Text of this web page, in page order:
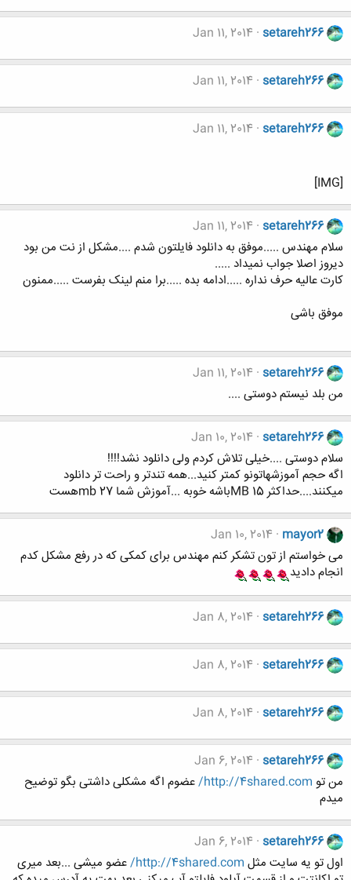
setareh266
Jan 11, 2014
setareh266
Jan 11, 2014
setareh266
Jan 11, 2014
[IMG]
setareh266
Jan 11, 2014
سلام مهندس .....موفق به دانلود فایلتون شدم ....مشکل از نت من بود
دیروز اصلا جواب نمیداد .....
کارت عالیه حرف نداره .....ادامه بده .....برا منم لینک بفرست .....ممنون
موفق باشی
setareh266
Jan 11, 2014
من بلد نیستم دوستی ....
setareh266
Jan 10, 2014
سلام دوستی ....خیلی تلاش کردم ولی دانلود نشد!!!!
اگه حجم آموزشهاتونو کمتر کنید...همه تندتر و راحت تر دانلود
میکنند....حداکثر 15 MBباشه خوبه ...آموزش شما 27 mbهست
mayor2
Jan 10, 2014
می خواستم از تون تشکر کنم مهندس برای کمکی که در رفع مشکل کدم
انجام دادید
setareh266
Jan 8, 2014
setareh266
Jan 8, 2014
setareh266
Jan 8, 2014
setareh266
Jan 6, 2014
من تو http://4shared.com/ عضوم اگه مشکلی داشتی بگو توضیح
میدم
setareh266
Jan 6, 2014
اول تو یه سایت مثل http://4shared.com/ عضو میشی ...بعد میری